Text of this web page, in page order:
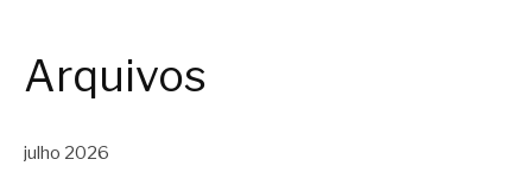
Arquivos
julho 2026